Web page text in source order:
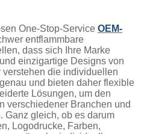
One-Stop-Service OEM-
entflammbare
dass sich Ihre Marke
einzigartige Designs von
die individuellen
und bieten daher flexible
Lösungen, um den
verschiedener Branchen und
Ganz gleich, ob es darum
Logodrucke, Farben,